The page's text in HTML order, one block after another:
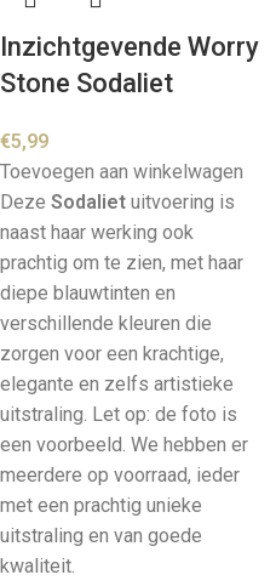
Inzichtgevende Worry
Stone Sodaliet
€5,99
Toevoegen aan winkelwagen
Deze Sodaliet uitvoering is
naast haar werking ook
prachtig om te zien, met haar
diepe blauwtinten en
verschillende kleuren die
zorgen voor een krachtige,
elegante en zelfs artistieke
uitstraling. Let op: de foto is
een voorbeeld. We hebben er
meerdere op voorraad, ieder
met een prachtig unieke
uitstraling en van goede
kwaliteit.